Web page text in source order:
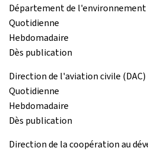
Département de l'environnement
Quotidienne
Hebdomadaire
Dès publication
Direction de l'aviation civile (DAC)
Quotidienne
Hebdomadaire
Dès publication
Direction de la coopération au